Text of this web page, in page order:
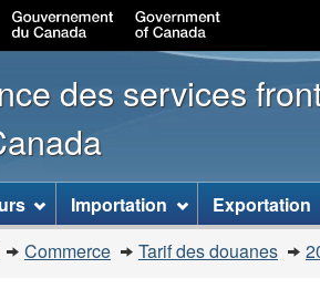
des services
Importation Exportation
Commerce Tarif des douanes